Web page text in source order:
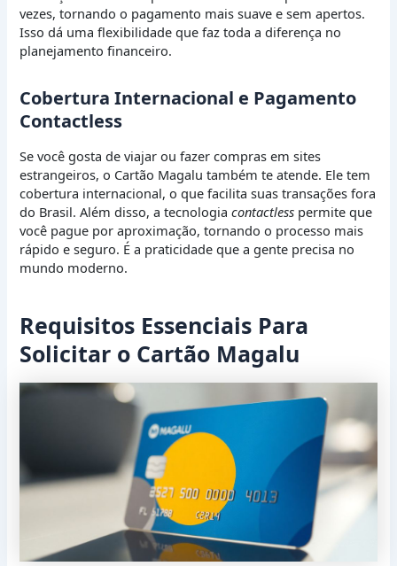
vezes, tornando o pagamento mais suave e sem apertos.
Isso dá uma flexibilidade que faz toda a diferença no
planejamento financeiro.
Cobertura Internacional e Pagamento
Contactless
Se você gosta de viajar ou fazer compras em sites
estrangeiros, o Cartão Magalu também te atende. Ele tem
cobertura internacional, o que facilita suas transações fora
do Brasil. Além disso, a tecnologiacontactless permite que
você pague por aproximação, tornando o processo mais
rápido e seguro. É a praticidade que a gente precisa no
mundo moderno.
Requisitos Essenciais Para
Solicitar o Cartão Magalu